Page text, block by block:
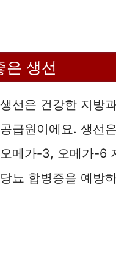
은 생선
선은 건강한 지방
급원이에요. 생선
메가-3, 오메가-6
뇨 합병증을 예방